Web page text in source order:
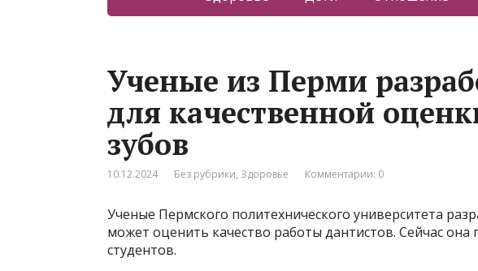
Ученые из Перми
для качественной
зубов
10.12.2024 Без рубрики, Здоровье Комментарии: 0
Ученые Пермского политехнического университета
может оценить качество работы дантистов. Сейчас она
студентов.